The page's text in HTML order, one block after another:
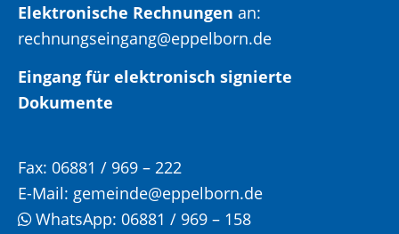
Elektronische Rechnungen an:
rechnungseingang@eppelborn.de
Eingang für elektronisch signierte
Dokumente
Fax: 06881 / 969 – 222
E-Mail: gemeinde@eppelborn.de
WhatsApp: 06881 / 969 – 158